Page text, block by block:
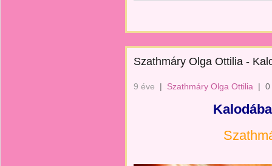
Szathmáry Olga Ottilia -
9 éve | Szathmáry Olga Ottilia | 0